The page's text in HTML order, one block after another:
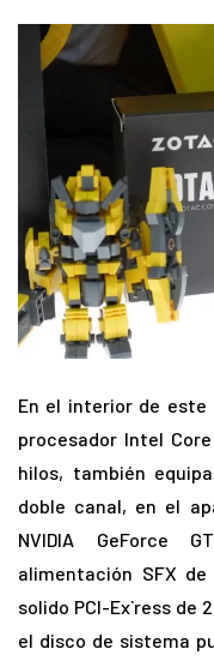
En el interior de este
procesador Intel
hilos, también
doble canal, en el
NVIDIA GeForce
alimentación SFX
solido PCI-Ex`ress de
el disco de sistema